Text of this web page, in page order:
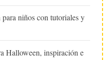
niños con tutoriales y
Halloween, inspiración e